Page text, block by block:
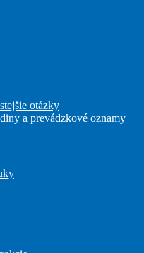
otázky
a prevádzkové oznamy